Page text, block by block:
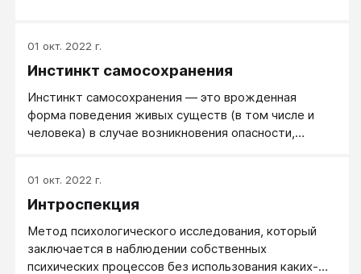
01 окт. 2022 г.
Инстинкт самосохранения
Инстинкт самосохранения — это врожденная
форма поведения живых существ (в том числе и
человека) в случае возникновения опасности,
01 окт. 2022 г.
Интроспекция
Метод психологического исследования, который
заключается в наблюдении собственных
психических процессов без использования каких-